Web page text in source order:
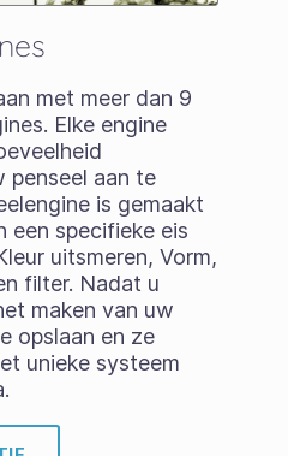
met meer dan 9
Elke engine
penseel aan te
is gemaakt
een specifieke eis
uitsmeren, Vorm,
filter. Nadat u
maken van uw
opslaan en ze
unieke systeem